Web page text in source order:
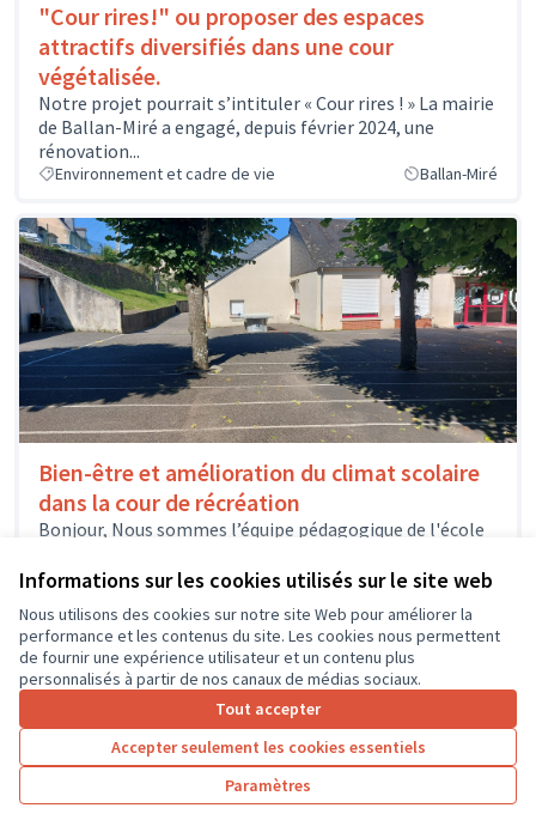
Informations sur les cookies utilisés sur le site web
Nous utilisons des cookies sur notre site Web pour améliorer la
performance et les contenus du site. Les cookies nous permettent
de fournir une expérience utilisateur et un contenu plus
personnalisés à partir de nos canaux de médias sociaux.
Tout accepter
Accepter seulement les cookies essentiels
Paramètres
"Cour rires!" ou proposer des espaces
attractifs diversifiés dans une cour
végétalisée.
Notre projet pourrait s’intituler « Cour rires ! » La mairie
de Ballan-Miré a engagé, depuis février 2024, une
rénovation...
Environnement et cadre de vie Ballan-Miré
Bien-être et amélioration du climat scolaire
dans la cour de récréation
Bonjour, Nous sommes l’équipe pédagogique de l'école
obtenir une subvention afin de financer un...
Résultats par page : 100
3 … 7